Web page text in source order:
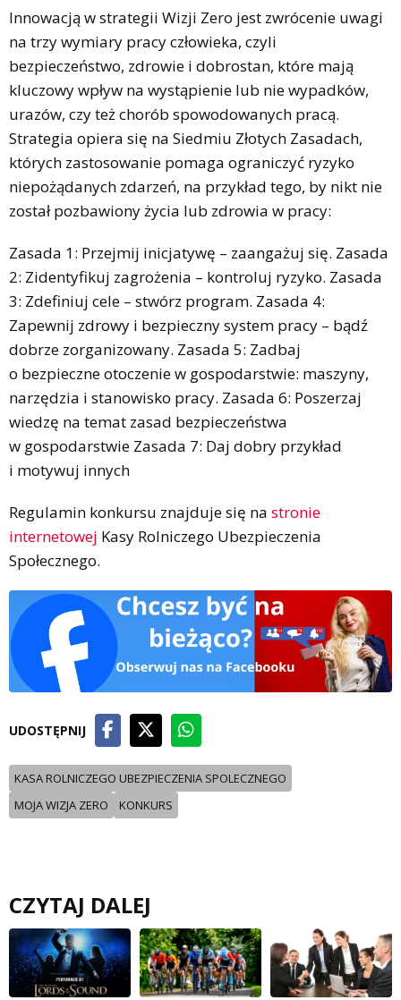
Innowacją w strategii Wizji Zero jest zwrócenie uwagi
na trzy wymiary pracy człowieka, czyli
bezpieczeństwo, zdrowie i dobrostan, które mają
kluczowy wpływ na wystąpienie lub nie wypadków,
urazów, czy też chorób spowodowanych pracą.
Strategia opiera się na Siedmiu Złotych Zasadach,
których zastosowanie pomaga ograniczyć ryzyko
niepożądanych zdarzeń, na przykład tego, by nikt nie
został pozbawiony życia lub zdrowia w pracy:
Zasada 1: Przejmij inicjatywę – zaangażuj się. Zasada
2: Zidentyfikuj zagrożenia – kontroluj ryzyko. Zasada
3: Zdefiniuj cele – stwórz program. Zasada 4:
Zapewnij zdrowy i bezpieczny system pracy – bądź
dobrze zorganizowany. Zasada 5: Zadbaj
o bezpieczne otoczenie w gospodarstwie: maszyny,
narzędzia i stanowisko pracy. Zasada 6: Poszerzaj
wiedzę na temat zasad bezpieczeństwa
w gospodarstwie Zasada 7: Daj dobry przykład
i motywuj innych
Regulamin konkursu znajduje się na stronie
internetowej Kasy Rolniczego Ubezpieczenia
Społecznego.
UDOSTĘPNIJ
KASA ROLNICZEGO UBEZPIECZENIA SPOLECZNEGO
MOJA WIZJA ZERO
KONKURS
CZYTAJ DALEJ